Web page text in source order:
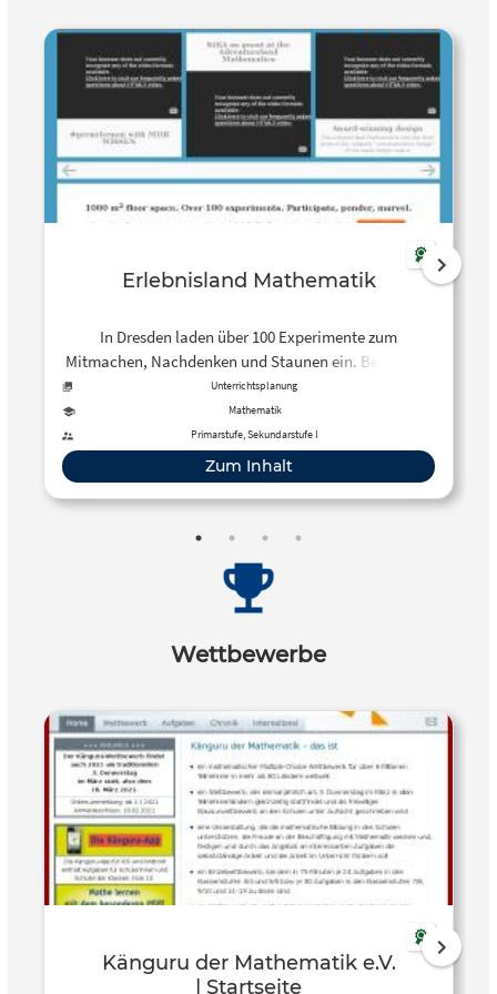
arbeiten, zu gestalten. Phasen von Frontalunterricht
können so auf ein Minimum reduziert werden.
Erlebnisland Mathematik
In Dresden laden über 100 Experimente zum
Mitmachen, Nachdenken und Staunen ein. Besondere
Angebote gibt es für Schulklassen und für die
pädagogische Weiterbildung.
Unterrichtsplanung
Mathematik
Primarstufe, Sekundarstufe I
Zum Inhalt
Wettbewerbe
Känguru der Mathematik e.V.
| Startseite